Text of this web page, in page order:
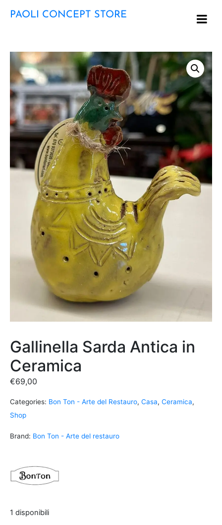
PAOLI CONCEPT STORE
Gallinella Sarda Antica in
Ceramica
€69,00
Categories: Bon Ton - Arte del Restauro, Casa, Ceramica,
Shop
Brand: Bon Ton - Arte del restauro
1 disponibili